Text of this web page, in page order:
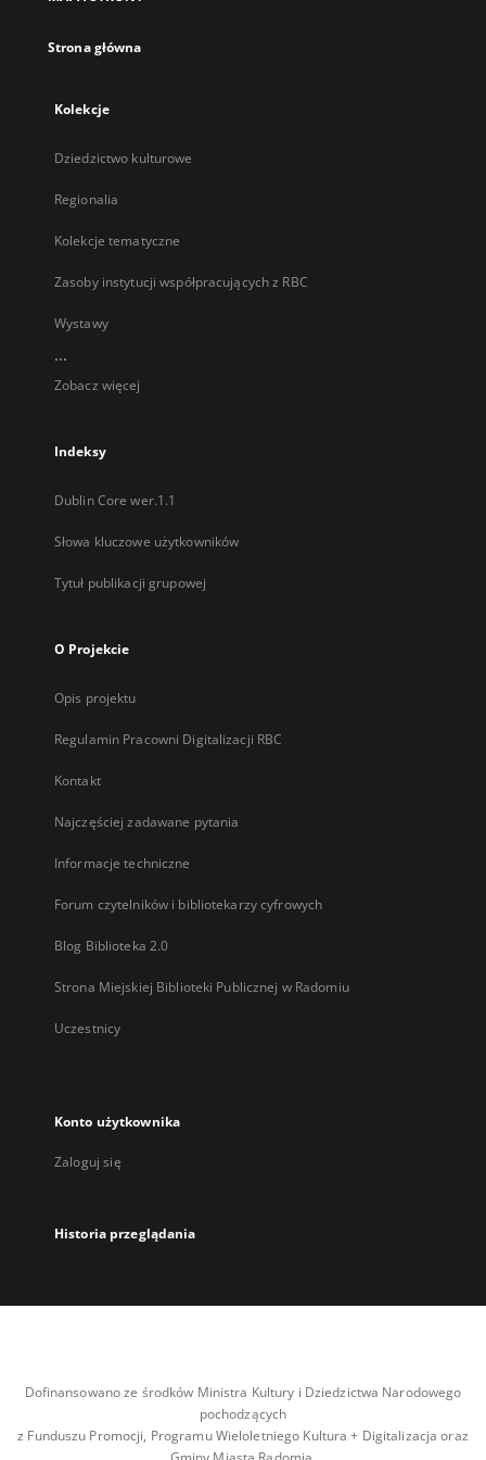
Strona główna
Kolekcje
Dziedzictwo kulturowe
Regionalia
Kolekcje tematyczne
Zasoby instytucji współpracujących z RBC
Wystawy
...
Zobacz więcej
Indeksy
Dublin Core wer.1.1
Słowa kluczowe użytkowników
Tytuł publikacji grupowej
O Projekcie
Opis projektu
Regulamin Pracowni Digitalizacji RBC
Kontakt
Najczęściej zadawane pytania
Informacje techniczne
Forum czytelników i bibliotekarzy cyfrowych
Blog Biblioteka 2.0
Strona Miejskiej Biblioteki Publicznej w Radomiu
Uczestnicy
Konto użytkownika
Zaloguj się
Historia przeglądania
Dofinansowano ze środków Ministra Kultury i Dziedzictwa Narodowego
pochodzących
z Funduszu Promocji, Programu Wieloletniego Kultura + Digitalizacja oraz